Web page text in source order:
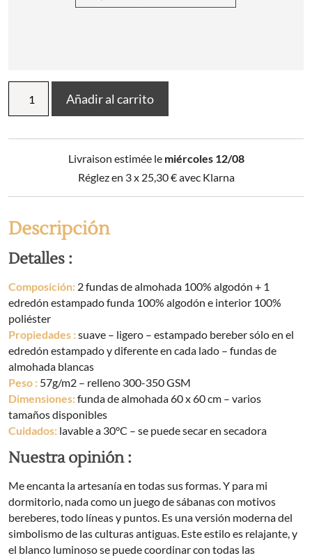
estampado
+
doble)
cantidad
Añadir al carrito
Livraison estimée le miércoles 12/08
Réglez en 3 x 25,30€avec Klarna
Descripción
Detalles :
Composición: 2 fundas de almohada 100% algodón + 1
edredón estampado funda 100% algodón e interior 100%
poliéster
Propiedades :suave – ligero – estampado bereber sólo en el
edredón estampado y diferente en cada lado – fundas de
almohada blancas
Peso : 57g/m2 – relleno 300-350 GSM
Dimensiones:funda de almohada 60 x 60 cm – varios
tamaños disponibles
Cuidados: lavable a 30°C – se puede secar en secadora
Nuestra opinión :
Me encanta la artesanía en todas sus formas. Y para mi
dormitorio, nada como un juego de sábanas con motivos
bereberes, todo líneas y puntos. Es una versión moderna del
simbolismo de las culturas antiguas. Este estilo es relajante, y
el blanco luminoso se puede coordinar con todas las